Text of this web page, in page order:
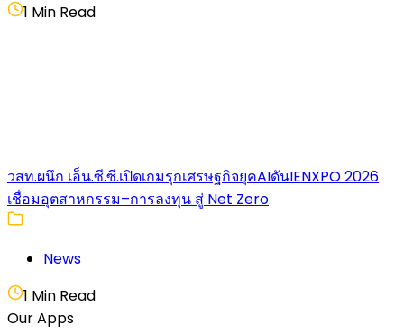
1 Min Read
วสท.ผนึก เอ็น.ซี.ซี.เปิดเกมรุกเศรษฐกิจยุคAIดันIENXPO 2026
เชื่อมอุตสาหกรรม–การลงทุน สู่ Net Zero
News
1 Min Read
Our Apps